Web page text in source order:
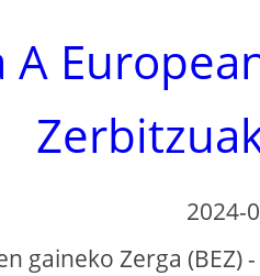
A
2024-
gaineko Zerga